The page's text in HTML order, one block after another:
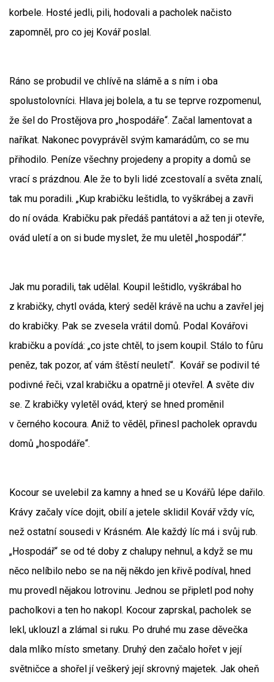
korbele. Hosté jedli, pili, hodovali a pacholek načisto
zapomněl, pro co jej Kovář poslal.
Ráno se probudil ve chlívě na slámě a s ním i oba
spolustolovníci. Hlava jej bolela, a tu se teprve rozpomenul,
že šel do Prostějova pro „hospodáře“. Začal lamentovat a
naříkat. Nakonec povyprávěl svým kamarádům, co se mu
přihodilo. Peníze všechny projedeny a propity a domů se
vrací s prázdnou. Ale že to byli lidé zcestovalí a světa znalí,
tak mu poradili. „Kup krabičku leštidla, to vyškrábej a zavři
do ní ováda. Krabičku pak předáš pantátovi a až ten ji otevře,
ovád uletí a on si bude myslet, že mu uletěl „hospodář“.“
Jak mu poradili, tak udělal. Koupil leštidlo, vyškrábal ho
z krabičky, chytl ováda, který seděl krávě na uchu a zavřel jej
do krabičky. Pak se zvesela vrátil domů. Podal Kovářovi
krabičku a povídá: „co jste chtěl, to jsem koupil. Stálo to fůru
peněz, tak pozor, ať vám štěstí neuletí“. Kovář se podivil té
podivné řeči, vzal krabičku a opatrně ji otevřel. A světe div
se. Z krabičky vyletěl ovád, který se hned proměnil
v černého kocoura. Aniž to věděl, přinesl pacholek opravdu
domů „hospodáře“.
Kocour se uvelebil za kamny a hned se u Kovářů lépe dařilo.
Krávy začaly více dojit, obilí a jetele sklidil Kovář vždy víc,
než ostatní sousedi v Krásném. Ale každý líc má i svůj rub.
„Hospodář“ se od té doby z chalupy nehnul, a když se mu
něco nelíbilo nebo se na něj někdo jen křivě podíval, hned
mu provedl nějakou lotrovinu. Jednou se připletl pod nohy
pacholkovi a ten ho nakopl. Kocour zaprskal, pacholek se
lekl, uklouzl a zlámal si ruku. Po druhé mu zase děvečka
dala mlíko místo smetany. Druhý den začalo hořet v její
světničce a shořel jí veškerý její skrovný majetek. Jak oheň